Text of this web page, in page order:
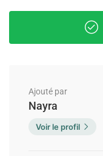
Ajouté par
Nayra
Voir le profil